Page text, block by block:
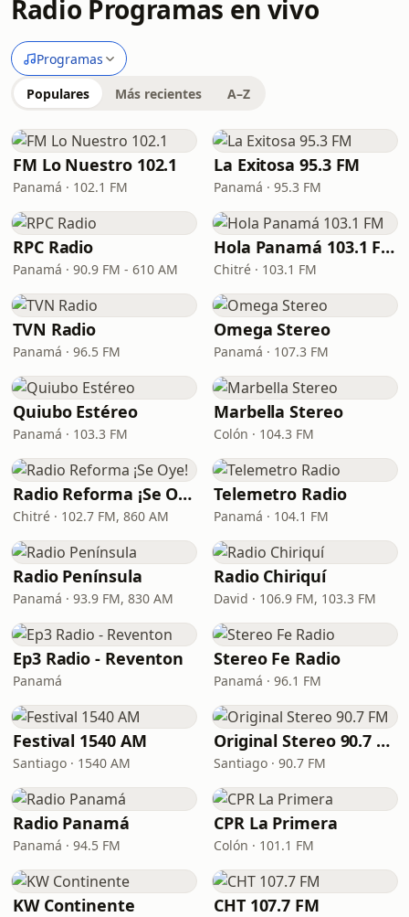
Radio Programas en vivo
Programas
Populares Más recientes A–Z
FM Lo Nuestro 102.1
Panamá · 102.1 FM
La Exitosa 95.3 FM
Panamá · 95.3 FM
RPC Radio
Panamá · 90.9 FM - 610 AM
Hola Panamá 103.1 FM
Chitré · 103.1 FM
TVN Radio
Panamá · 96.5 FM
Omega Stereo
Panamá · 107.3 FM
Quiubo Estéreo
Panamá · 103.3 FM
Marbella Stereo
Colón · 104.3 FM
Radio Reforma ¡Se Oye!
Chitré · 102.7 FM, 860 AM
Telemetro Radio
Panamá · 104.1 FM
Radio Península
Panamá · 93.9 FM, 830 AM
Radio Chiriquí
David · 106.9 FM, 103.3 FM
Ep3 Radio - Reventon
Panamá
Stereo Fe Radio
Panamá · 96.1 FM
Festival 1540 AM
Santiago · 1540 AM
Original Stereo 90.7 FM
Santiago · 90.7 FM
Radio Panamá
Panamá · 94.5 FM
CPR La Primera
Colón · 101.1 FM
KW Continente CHT 107.7 FM